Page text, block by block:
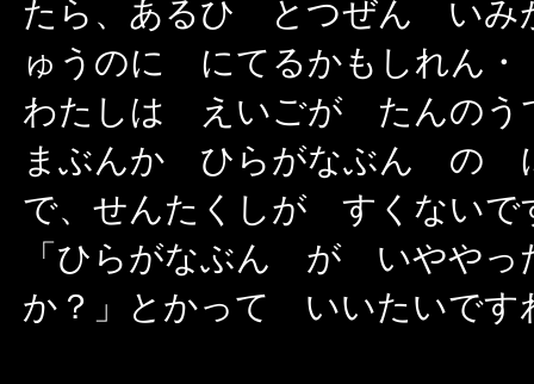
たら、あるひ とつぜん いみ
ゅうのに にてるかもしれん
わたしは えいごが たんのう
まぶんか ひらがなぶん の
で、せんたくしが すくないで
「ひらがなぶん が いやや
か？」とかって いいたいです